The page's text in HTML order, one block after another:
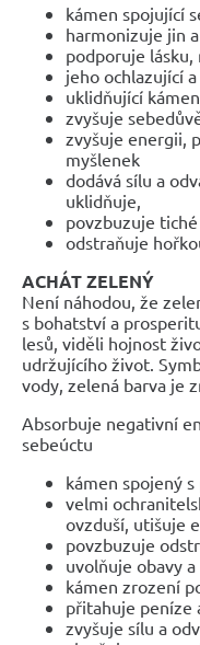
kámen spojující
harmonizuje jin
podporuje
jeho ochlazující
uklidňující
zvyšuje
zvyšuje energii,
myšlenek
dodává sílu a
uklidňuje,
povzbuzuje
odstraňuje
ACHÁT ZELENÝ
Není náhodou, že
s bohatství a
lesů, viděli hojnost
udržujícího život.
vody, zelená barva je
Absorbuje negativní
sebeúctu
kámen spojený
velmi
ovzduší, utišuje
povzbuzuje
uvolňuje obavy
kámen zrození
přitahuje peníze
zvyšuje sílu a